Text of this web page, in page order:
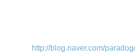
http://blog.naver.com/